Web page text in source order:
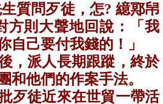
質問歹徒，怎? 繶鄍帠
方則大聲地回說：「我
自己要付我錢的！」
，派人長期跟蹤，終於
和他們的作案手法。
歹徒近來在世貿一帶活